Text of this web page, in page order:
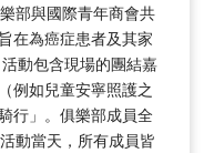
部與國際青年商會共
在為癌症患者及其家
動包含現場的團結嘉
例如兒童安寧照護之
行」。俱樂部成員全
動當天，所有成員皆